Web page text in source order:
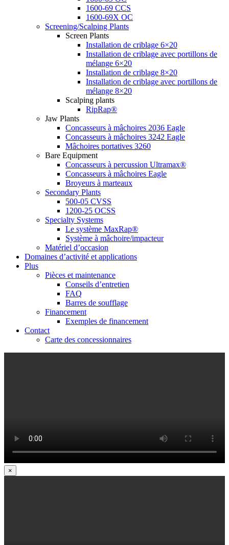
1600-69 CCS
1600-69X OC
Screening/Scalping Plants
Screen Plants
Installation de criblage 6×20
Installation de criblage avec portillons de
mélange 6×20
Installation de criblage 8×20
Installation de criblage avec portillons de
mélange 8×20
Scalping plants
RipRap®
Jaw Plants
Concasseurs à mâchoires 2036 Eagle
Concasseurs à mâchoires 3242 Eagle
Mâchoires portatives 3260
Bare Equipment
Concasseurs à percussion Ultramax®
Concasseurs à mâchoires Eagle
Broyeurs à marteaux
Secondary Plants
500-05 CVSS
1200-25 OCSS
Specialty Systems
Le système MaxRap®
Système à mâchoire/impacteur
Matériel d’occasion
Domaines d’activité et applications
Plus
Pièces et maintenance
Conseils d’entretien
FAQ
Barres de soufflage
Financement
Exemples de financement
Contact
Carte des concessionnaires
×